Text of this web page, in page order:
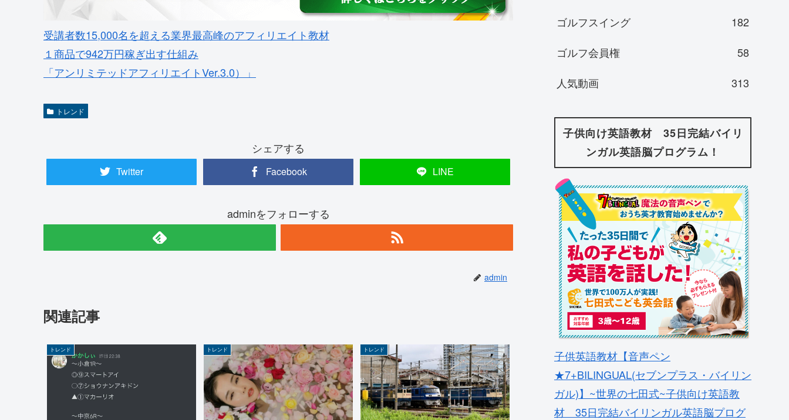
受講者数15,000名を超える業界最高峰のアフィリエイト教材
１商品で942万円稼ぎ出す仕組み
「アンリミテッドアフィリエイトVer.3.0）」
トレンド
シェアする
Twitter Facebook LINE
adminをフォローする
admin
関連記事
トレンド トレンド トレンド
ゴルフスイング
182
ゴルフ会員権
58
人気動画
313
子供向け英語教材 35日完結バイリ
ンガル英語脳プログラム！
子供英語教材【音声ペン
★7+BILINGUAL(セブンプラス・バイリン
ガル)】~世界の七田式~子供向け英語教
材 35日完結バイリンガル英語脳プログ